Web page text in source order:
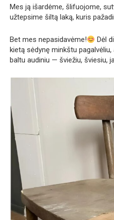
Mes ją išardėme, šlifuojome,
užtepsime šiltą laką, kuris
Bet mes nepasidavėme!
Dėl
kietą sėdynę minkštu
baltu audiniu — šviežiu, šviesiu,